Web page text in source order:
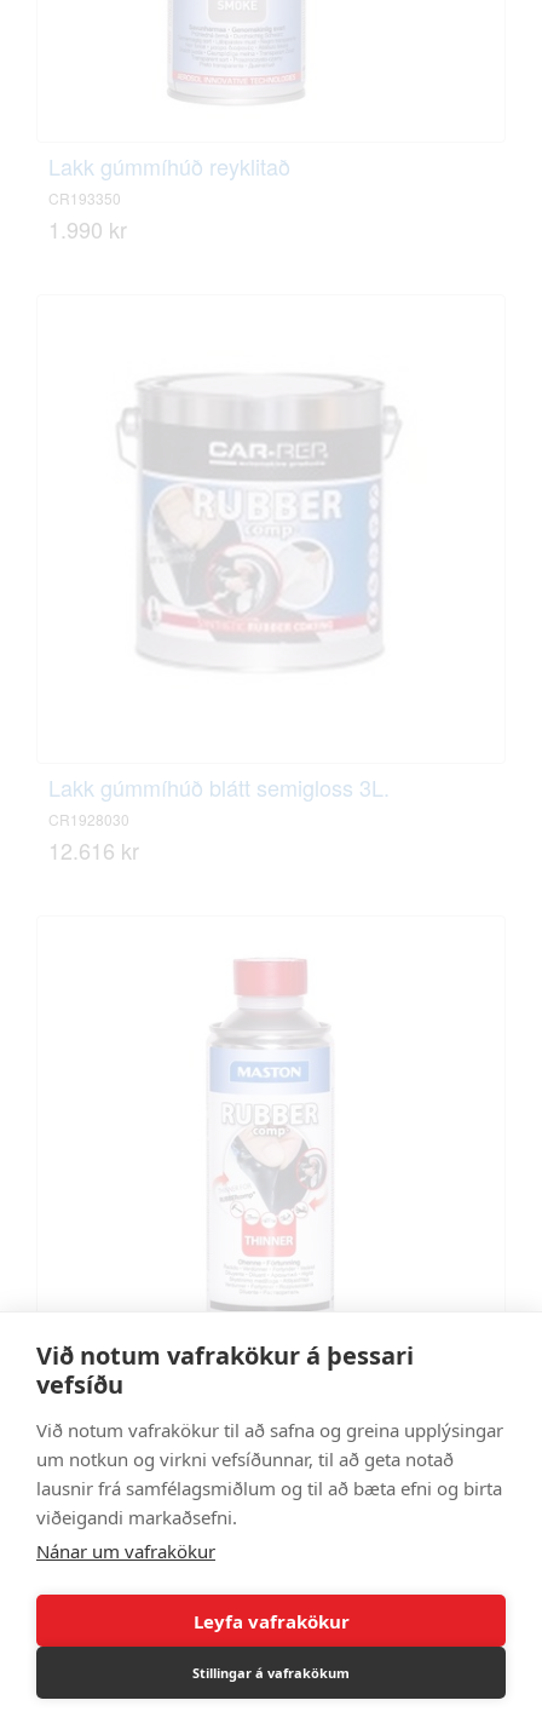
Við notum vafrakökur á þessari
vefsíðu
Við notum vafrakökur til að safna og greina upplýsingar
um notkun og virkni vefsíðunnar, til að geta notað
lausnir frá samfélagsmiðlum og til að bæta efni og birta
viðeigandi markaðsefni.
Nánar um vafrakökur
Leyfa vafrakökur
Stillingar á vafrakökum
Lakk gúmmíhúð reyklitað
CR193350
1.990 kr
Lakk gúmmíhúð blátt semigloss 3L.
CR1928030
12.616 kr
CR190045
1.585 kr